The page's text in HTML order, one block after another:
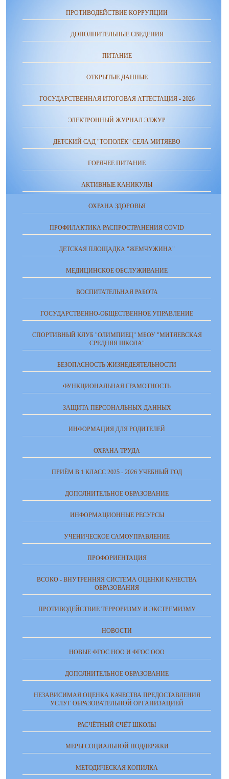
ПРОТИВОДЕЙСТВИЕ КОРРУПЦИИ
ДОПОЛНИТЕЛЬНЫЕ СВЕДЕНИЯ
ПИТАНИЕ
ОТКРЫТЫЕ ДАННЫЕ
ГОСУДАРСТВЕННАЯ ИТОГОВАЯ АТТЕСТАЦИЯ - 2026
ЭЛЕКТРОННЫЙ ЖУРНАЛ ЭЛЖУР
ДЕТСКИЙ САД "ТОПОЛЁК" СЕЛА МИТЯЕВО
ГОРЯЧЕЕ ПИТАНИЕ
АКТИВНЫЕ КАНИКУЛЫ
ОХРАНА ЗДОРОВЬЯ
ПРОФИЛАКТИКА РАСПРОСТРАНЕНИЯ COVID
ДЕТСКАЯ ПЛОЩАДКА "ЖЕМЧУЖИНА"
МЕДИЦИНСКОЕ ОБСЛУЖИВАНИЕ
ВОСПИТАТЕЛЬНАЯ РАБОТА
ГОСУДАРСТВЕННО-ОБЩЕСТВЕННОЕ УПРАВЛЕНИЕ
СПОРТИВНЫЙ КЛУБ "ОЛИМПИЕЦ" МБОУ "МИТЯЕВСКАЯ
СРЕДНЯЯ ШКОЛА"
БЕЗОПАСНОСТЬ ЖИЗНЕДЕЯТЕЛЬНОСТИ
ФУНКЦИОНАЛЬНАЯ ГРАМОТНОСТЬ
ЗАЩИТА ПЕРСОНАЛЬНЫХ ДАННЫХ
ИНФОРМАЦИЯ ДЛЯ РОДИТЕЛЕЙ
ОХРАНА ТРУДА
ПРИЁМ В 1 КЛАСС 2025 - 2026 УЧЕБНЫЙ ГОД
ДОПОЛНИТЕЛЬНОЕ ОБРАЗОВАНИЕ
ИНФОРМАЦИОННЫЕ РЕСУРСЫ
УЧЕНИЧЕСКОЕ САМОУПРАВЛЕНИЕ
ПРОФОРИЕНТАЦИЯ
ВСОКО - ВНУТРЕННЯЯ СИСТЕМА ОЦЕНКИ КАЧЕСТВА
ОБРАЗОВАНИЯ
ПРОТИВОДЕЙСТВИЕ ТЕРРОРИЗМУ И ЭКСТРЕМИЗМУ
НОВОСТИ
НОВЫЕ ФГОС НОО И ФГОС ООО
ДОПОЛНИТЕЛЬНОЕ ОБРАЗОВАНИЕ
НЕЗАВИСИМАЯ ОЦЕНКА КАЧЕСТВА ПРЕДОСТАВЛЕНИЯ
УСЛУГ ОБРАЗОВАТЕЛЬНОЙ ОРГАНИЗАЦИЕЙ
РАСЧЁТНЫЙ СЧЁТ ШКОЛЫ
МЕРЫ СОЦИАЛЬНОЙ ПОДДЕРЖКИ
МЕТОДИЧЕСКАЯ КОПИЛКА